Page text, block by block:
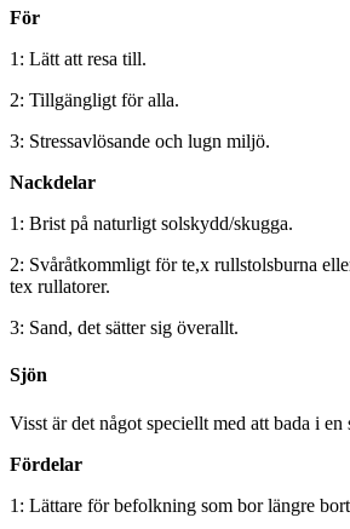
För
1: Lätt att resa till.
2: Tillgängligt för alla.
3: Stressavlösande och lugn miljö.
Nackdelar
1: Brist på naturligt solskydd/skugga.
2: Svåråtkommligt för te,x rullstolsburna
tex rullatorer.
3: Sand, det sätter sig överallt.
Sjön
Visst är det något speciellt med att bada i
Fördelar
1: Lättare för befolkning som bor längre